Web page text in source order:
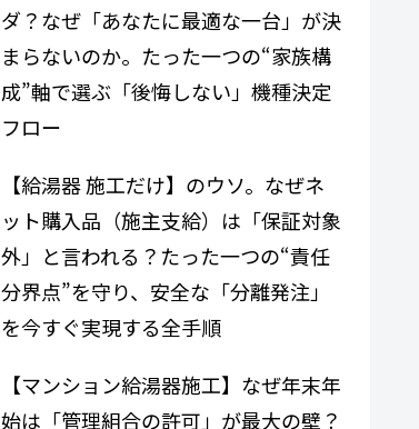
ダ？なぜ「あなたに最適な一台」が決
まらないのか。たった一つの“家族構
成”軸で選ぶ「後悔しない」機種決定
フロー
【給湯器 施工だけ】のウソ。なぜネ
ット購入品（施主支給）は「保証対象
外」と言われる？たった一つの“責任
分界点”を守り、安全な「分離発注」
を今すぐ実現する全手順
【マンション給湯器施工】なぜ年末年
始は「管理組合の許可」が最大の壁？